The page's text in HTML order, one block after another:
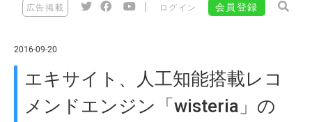
広告掲載 ログイン 会員登録
2016-09-20
エキサイト、人工知能搭載レコ
メンドエンジン「wisteria」の